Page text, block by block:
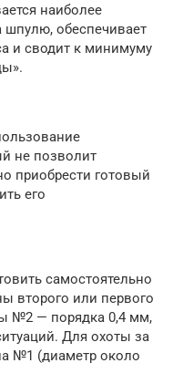
наиболее
шпулю, обеспечивает
и сводит к минимуму
не позволит
приобрести готовый
его
самостоятельно
второго или первого
№2 — порядка 0,4 мм,
Для охоты за
№1 (диаметр около